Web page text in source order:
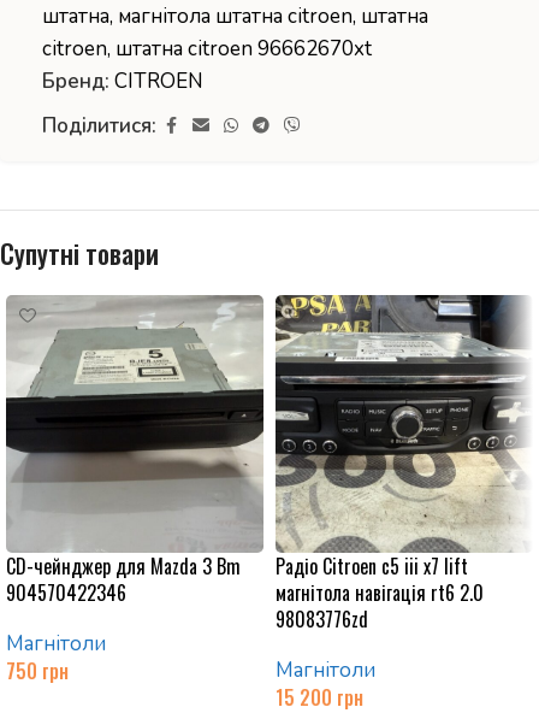
штатна, магнітола штатна citroen, штатна
citroen, штатна citroen 96662670xt
Бренд: CITROEN
Поділитися:
Супутні товари
CD-чейнджер для Mazda 3 Bm
904570422346
Магнітоли
750 грн
Радіо Citroen c5 iii x7 lift
магнітола навігація rt6 2.0
98083776zd
Магнітоли
15 200 грн